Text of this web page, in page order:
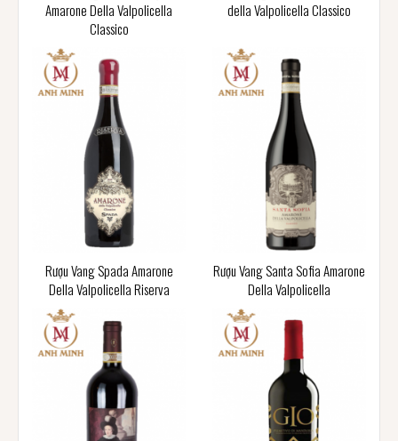
Amarone Della Valpolicella
Classico
della Valpolicella Classico
Rượu Vang Spada Amarone
Della Valpolicella Riserva
Rượu Vang Santa Sofia Amarone
Della Valpolicella